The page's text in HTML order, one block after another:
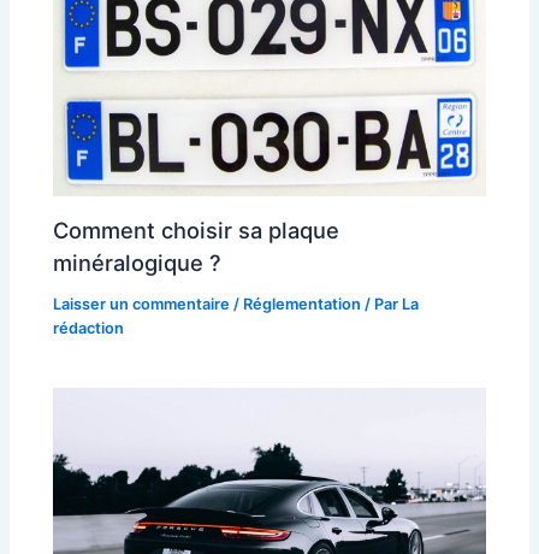
Comment choisir sa plaque
minéralogique ?
Laisser un commentaire / Réglementation / Par La
rédaction